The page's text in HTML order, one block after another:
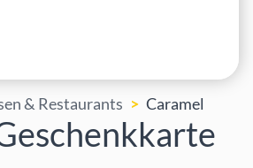
& Restaurants Caramel